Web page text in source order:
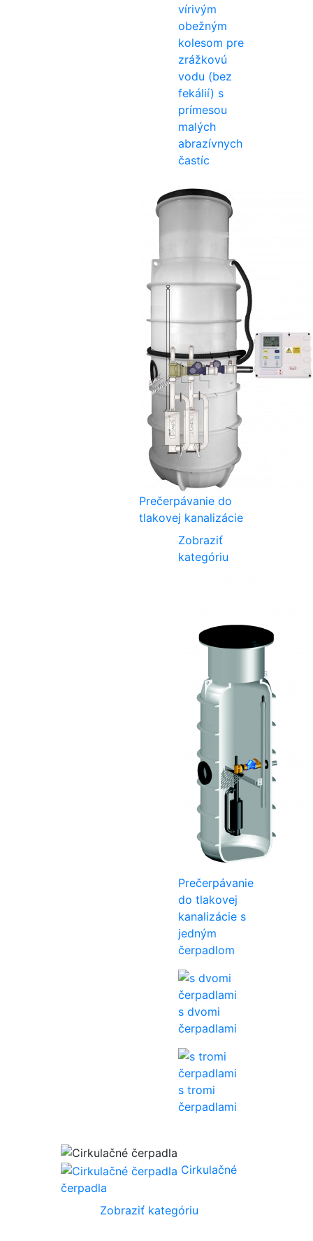
vírivým
obežným
kolesom pre
zrážkovú
vodu (bez
fekálií) s
prímesou
malých
abrazívnych
častíc
Prečerpávanie do
tlakovej kanalizácie
Zobraziť
kategóriu
Prečerpávanie
do tlakovej
kanalizácie s
jedným
čerpadlom
s dvomi
čerpadlami
s tromi
čerpadlami
Cirkulačné
čerpadla
Zobraziť kategóriu